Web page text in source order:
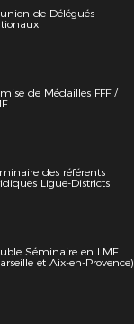
de Délégués
de Médailles FFF /
des référents
Ligue-Districts
Séminaire en LMF
et Aix-en-Provence)